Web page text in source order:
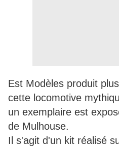
Est Modèles produit
cette locomotive
un exemplaire est
de Mulhouse.
Il s'agit d'un kit réalisé